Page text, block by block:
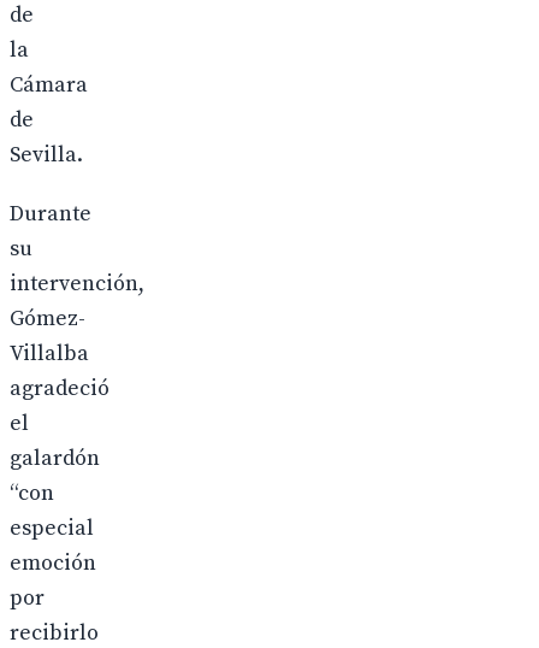
de
la
Cámara
de
Sevilla.
Durante
su
intervención,
Gómez-
Villalba
agradeció
el
galardón
“con
especial
emoción
por
recibirlo